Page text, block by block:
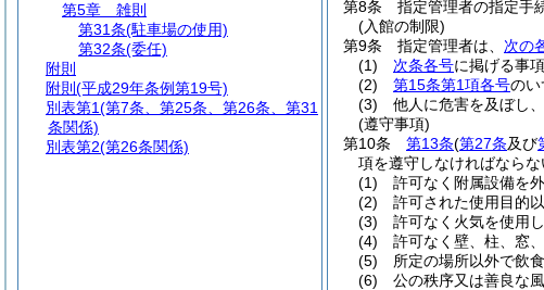
第8条
指定管理者の指定手
(入館の制限)
第9条
指定管理者は、 次の
(1)
次条各号に掲げる事
(2)
第15条第1項各号のい
(3)
他人に危害を及ぼし
(遵守事項)
第10条
第13条(第27条及び
項を遵守しなければならな
(1)
許可なく附属設備を
(2)
許可された使用目的
(3)
許可なく火気を使用
(4)
許可なく壁、柱、窓
(5)
所定の場所以外で飲
(6)
公の秩序又は善良な
第5章
雑則
第31条(駐車場の使用)
第32条(委任)
附則
附則 (平成29年条例第19号)
別表第1(第7条、第25条、第26条、第31
条関係)
別表第2(第26条関係)